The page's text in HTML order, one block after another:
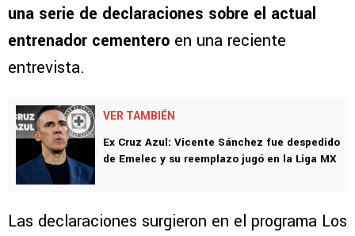
una serie de declaraciones sobre el actual
entrenador cementero en una reciente
entrevista.
VER TAMBIÉN
Ex Cruz Azul: Vicente Sánchez fue despedido
de Emelec y su reemplazo jugó en la Liga MX
Las declaraciones surgieron en el programa Los